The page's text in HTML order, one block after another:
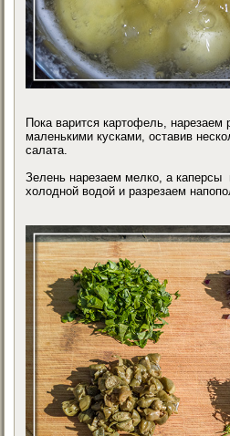
Пока варится картофель, нарезаем
маленькими кусками, оставив
салата.
Зелень нарезаем мелко, а каперсы
холодной водой и разрезаем